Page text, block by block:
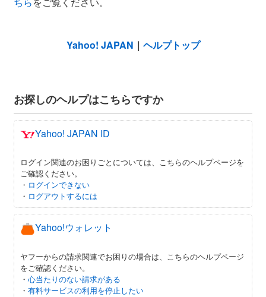
Yahoo! JAPAN ｜ ヘルプトップ
お探しのヘルプはこちらですか
Yahoo! JAPAN ID
ログイン関連のお困りごとについては、こちらのヘルプページを
ご確認ください。
・ ログインできない
・ ログアウトするには
Yahoo!ウォレット
ヤフーからの請求関連でお困りの場合は、こちらのヘルプページ
をご確認ください。
・ 心当たりのない請求がある
・ 有料サービスの利用を停止したい